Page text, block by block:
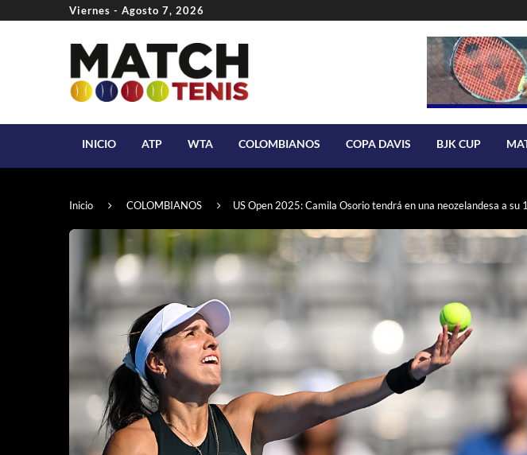
Viernes - Agosto 7, 2026
INICIO ATP WTA COLOMBIANOS COPA DAVIS BJK CUP
Inicio COLOMBIANOS US Open 2025: Camila Osorio tendrá en una neozelandesa a su